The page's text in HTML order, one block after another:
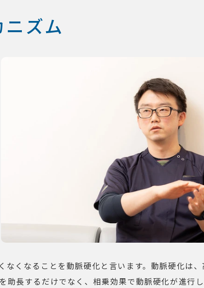
ズム
くなることを動脈硬化と言います。動脈硬化は
長するだけでなく、相乗効果で動脈硬化が進行し